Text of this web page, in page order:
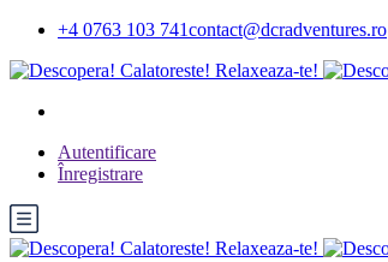
+4 0763 103 741contact@dcradventures.ro
Autentificare
Înregistrare